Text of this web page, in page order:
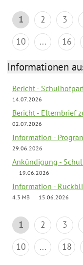
1 2 3
10
... 16
Informationen
Bericht -
14.07.2026
Bericht - Elternbrief
02.07.2026
Information -
29.06.2026
Ankündigung -
19.06.2026
Information -
4.3 MB
15.06.2026
1 2 3
10
... 18